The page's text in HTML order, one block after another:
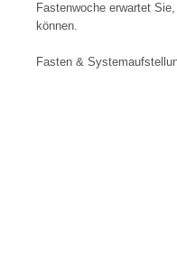
Fastenwoche erwartet
können.
Fasten &